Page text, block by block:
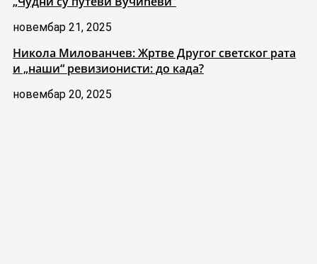
новембар 21, 2025
Никола Милованчев: Жртве Другог светског рата
и „наши“ ревизионисти: до када?
новембар 20, 2025